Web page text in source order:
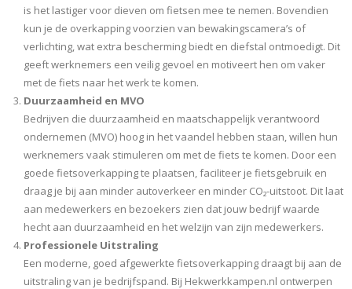
is het lastiger voor dieven om fietsen mee te nemen. Bovendien
kun je de overkapping voorzien van bewakingscamera’s of
verlichting, wat extra bescherming biedt en diefstal ontmoedigt. Dit
geeft werknemers een veilig gevoel en motiveert hen om vaker
met de fiets naar het werk te komen.
Duurzaamheid en MVO
Bedrijven die duurzaamheid en maatschappelijk verantwoord
ondernemen (MVO) hoog in het vaandel hebben staan, willen hun
werknemers vaak stimuleren om met de fiets te komen. Door een
goede fietsoverkapping te plaatsen, faciliteer je fietsgebruik en
draag je bij aan minder autoverkeer en minder CO₂-uitstoot. Dit laat
aan medewerkers en bezoekers zien dat jouw bedrijf waarde
hecht aan duurzaamheid en het welzijn van zijn medewerkers.
Professionele Uitstraling
Een moderne, goed afgewerkte fietsoverkapping draagt bij aan de
uitstraling van je bedrijfspand. Bij Hekwerkkampen.nl ontwerpen